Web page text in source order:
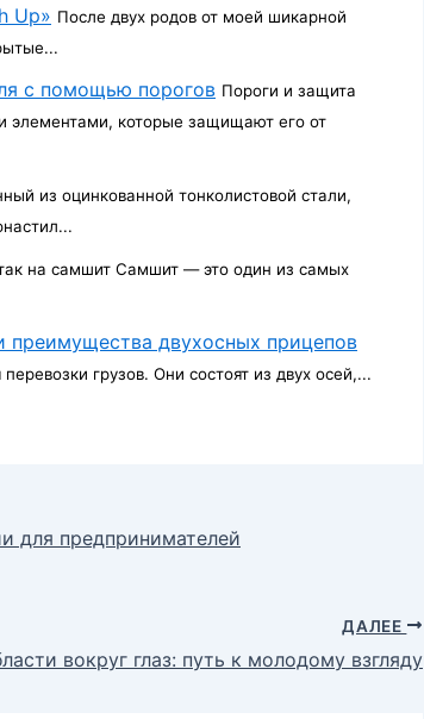
Up» После двух родов от моей шикарной
с помощью порогов Пороги и защита
элементами, которые защищают его от
из оцинкованной тонколистовой стали,
на самшит Самшит — это один из самых
преимущества двухосных прицепов
грузов. Они состоят из двух осей,...
для предпринимателей
ДАЛЕЕ
вокруг глаз: путь к молодому взгляду